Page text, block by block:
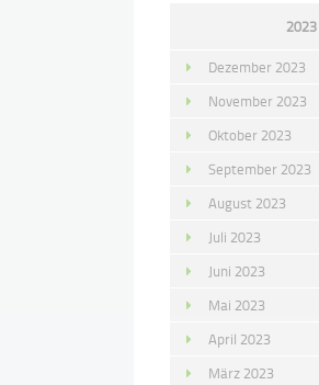
2023
Dezember 2023
November 2023
Oktober 2023
September 2023
August 2023
Juli 2023
Juni 2023
Mai 2023
April 2023
März 2023